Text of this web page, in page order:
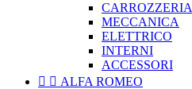
CARROZZERIA
MECCANICA
ELETTRICO
INTERNI
ACCESSORI
  ALFA ROMEO